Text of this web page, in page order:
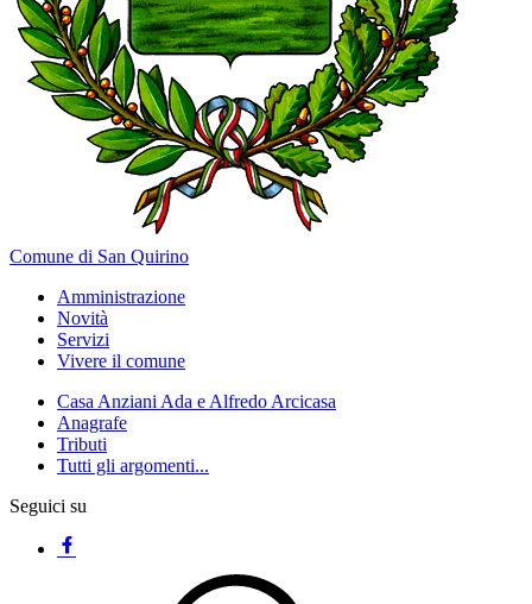
Comune di San Quirino
Amministrazione
Novità
Servizi
Vivere il comune
Casa Anziani Ada e Alfredo Arcicasa
Anagrafe
Tributi
Tutti gli argomenti...
Seguici su